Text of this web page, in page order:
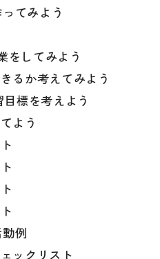
てみよう
してみよう
るか考えてみよう
標を考えよう
よう
例
ックリスト